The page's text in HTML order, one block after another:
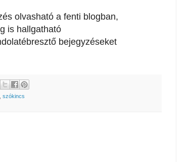
olvasható a fenti blogban,
is hallgatható
bejegyzéseket
szókincs